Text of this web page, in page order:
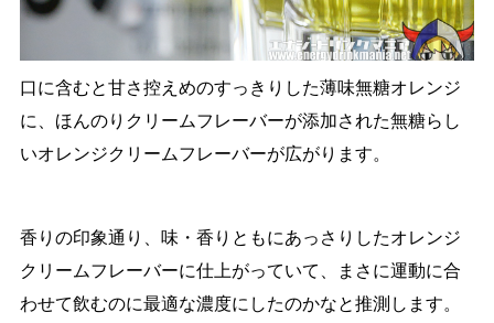
口に含むと甘さ控えめのすっきりした薄味無糖オレンジ
に、ほんのりクリームフレーバーが添加された無糖らし
いオレンジクリームフレーバーが広がります。
香りの印象通り、味・香りともにあっさりしたオレンジ
クリームフレーバーに仕上がっていて、まさに運動に合
わせて飲むのに最適な濃度にしたのかなと推測します。